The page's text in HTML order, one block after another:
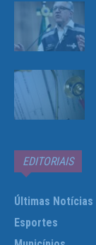
EDITORIAIS
Últimas Notícias
Esportes